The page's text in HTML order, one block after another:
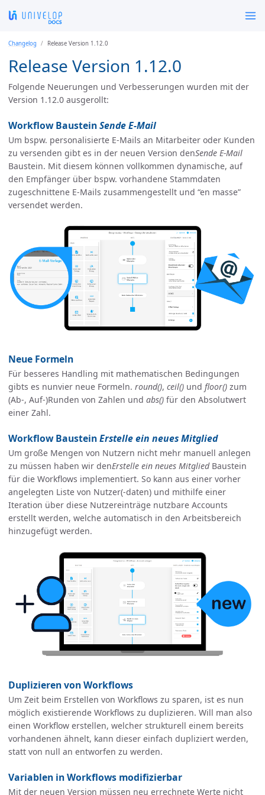
Changelog Release Version 1.12.0
Release Version 1.12.0
Folgende Neuerungen und Verbesserungen wurden mit der
Version 1.12.0 ausgerollt:
Workflow BausteinSende E-Mail
Um bspw. personalisierte E-Mails an Mitarbeiter oder Kunden
zu versenden gibt es in der neuen Version denSende E-Mail
Baustein. Mit diesem können vollkommen dynamische, auf
den Empfänger über bspw. vorhandene Stammdaten
zugeschnittene E-Mails zusammengestellt und “en masse”
versendet werden.
Neue Formeln
Für besseres Handling mit mathematischen Bedingungen
gibts es nunvier neue Formeln. round(), ceil() und floor() zum
(Ab-, Auf-)Runden von Zahlen und abs() für den Absolutwert
einer Zahl.
Workflow BausteinErstelle ein neues Mitglied
Um große Mengen von Nutzern nicht mehr manuell anlegen
zu müssen haben wir denErstelle ein neues MitgliedBaustein
für die Workflows implementiert. So kann aus einer vorher
angelegten Liste von Nutzer(-daten) und mithilfe einer
Iteration über diese Nutzereinträge nutzbare Accounts
erstellt werden, welche automatisch in den Arbeitsbereich
hinzugefügt werden.
Duplizieren von Workflows
Um Zeit beim Erstellen von Workflows zu sparen, ist es nun
möglich existierende Workflows zu duplizieren. Will man also
einen Workflow erstellen, welcher strukturell einem bereits
vorhandenen ähnelt, kann dieser einfach dupliziert werden,
statt von null an entworfen zu werden.
Variablen in Workflows modifizierbar
Mit der neuen Version müssen neu errechnete Werte nicht